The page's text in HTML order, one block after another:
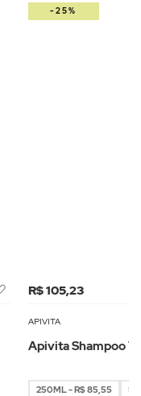
Adicionar
Lista
Desejos
R$ 105,23
APIVITA
Apivita Shampoo
250ML - R$ 85,55
-25%